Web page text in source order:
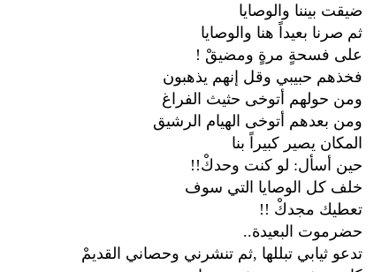
ضيقت بيننا والوصايا
ثم صرنا بعيداً هنا والوصايا
على فسحةٍ مرةٍ ومضيقْ !
فخذهم حبيبي وقل إنهم يذهبون
ومن حولهم أتوخى حثيث الفراغ
ومن بعدهم أتوخى الهيام الرشيق
المكان يصير كبيراً بنا
حين أسأل: لو كنت وحدكْ!!
خلف كل الوصايا التي سوف
تعطيك مجدكْ !!
حضرموت البعيدة..
تدعو ثيابي تبللها ,ثم تنشرني وحصاني القديمْ